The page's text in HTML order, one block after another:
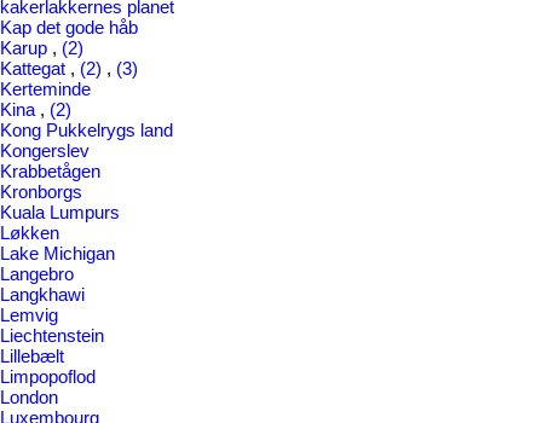
kakerlakkernes planet
Kap det gode håb
Karup , (2)
Kattegat , (2) , (3)
Kerteminde
Kina , (2)
Kong Pukkelrygs land
Kongerslev
Krabbetågen
Kronborgs
Kuala Lumpurs
Løkken
Lake Michigan
Langebro
Langkhawi
Lemvig
Liechtenstein
Lillebælt
Limpopoflod
London
Luxembourg